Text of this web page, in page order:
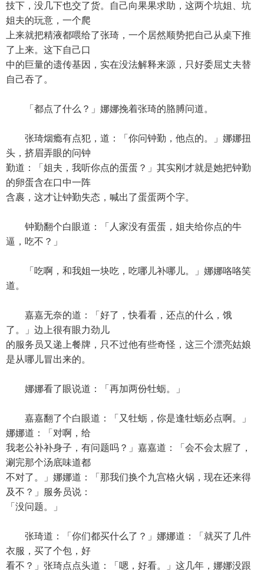
技下，没几下也交了货。自己向果果求助，这两个坑姐、坑
姐夫的玩意，一个爬
上来就把精液都喂给了张琦，一个居然顺势把自己从桌下推
了上来。这下自己口
中的巨量的遗传基因，实在没法解释来源，只好委屈丈夫替
自己吞了。
「都点了什么？」娜娜挽着张琦的胳膊问道。
张琦烟瘾有点犯，道：「你问钟勤，他点的。」娜娜扭
头，挤眉弄眼的问钟
勤道：「姐夫，我听你点的蛋蛋？」其实刚才就是她把钟勤
的卵蛋含在口中一阵
含裹，这才让钟勤失态，喊出了蛋蛋两个字。
钟勤翻个白眼道：「人家没有蛋蛋，姐夫给你点的牛
逼，吃不？」
「吃啊，和我姐一块吃，吃哪儿补哪儿。」娜娜咯咯笑
道。
嘉嘉无奈的道：「好了，快看看，还点的什么，饿
了。」边上很有眼力劲儿
的服务员又递上餐牌，只不过他有些奇怪，这三个漂亮姑娘
是从哪儿冒出来的。
娜娜看了眼说道：「再加两份牡蛎。」
嘉嘉翻了个白眼道：「又牡蛎，你是逢牡蛎必点啊。」
娜娜道：「对啊，给
我老公补补身子，有问题吗？」嘉嘉道：「会不会太腥了，
涮完那个汤底味道都
不对了。」娜娜道：「那我们换个九宫格火锅，现在还来得
及不？」服务员说：
「没问题。」
张琦道：「你们都买什么了？」娜娜道：「就买了几件
衣服，买了个包，好
看不？」张琦点点头道：「嗯，好看。」这几年，娜娜没跟